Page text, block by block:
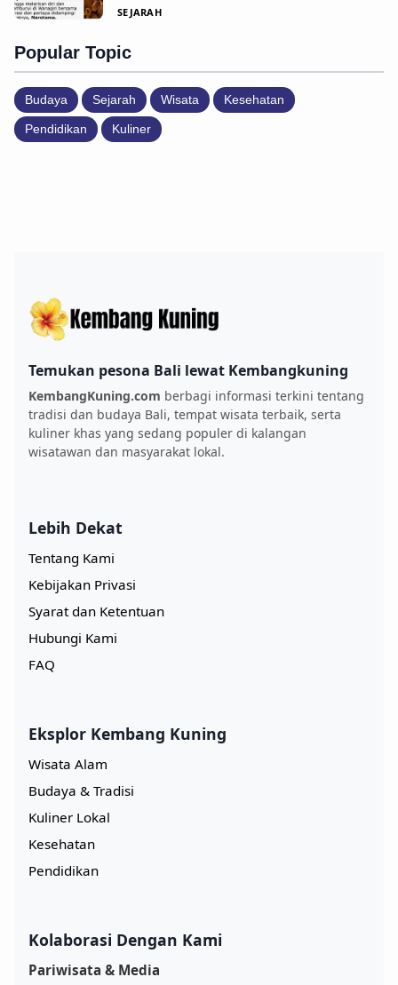
SEJARAH
Popular Topic
Budaya Sejarah Wisata Kesehatan
Pendidikan Kuliner
Temukan pesona Bali lewat Kembangkuning
KembangKuning.com berbagi informasi terkini tentang
tradisi dan budaya Bali, tempat wisata terbaik, serta
kuliner khas yang sedang populer di kalangan
wisatawan dan masyarakat lokal.
Lebih Dekat
Tentang Kami
Kebijakan Privasi
Syarat dan Ketentuan
Hubungi Kami
FAQ
Eksplor Kembang Kuning
Wisata Alam
Budaya & Tradisi
Kuliner Lokal
Kesehatan
Pendidikan
Kolaborasi Dengan Kami
Pariwisata & Media